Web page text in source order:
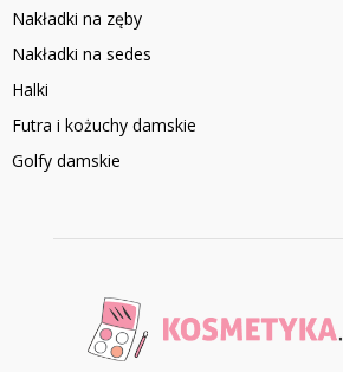
Nakładki na zęby
Nakładki na sedes
Halki
Futra i kożuchy damskie
Golfy damskie